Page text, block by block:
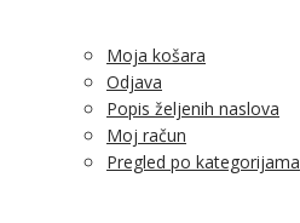
Moja košara
Odjava
Popis željenih naslova
Moj račun
Pregled po kategorijama